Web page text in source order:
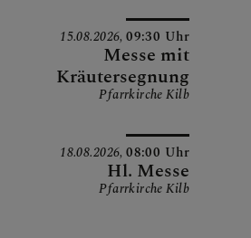
15.08.2026,09:30 Uhr
Messe mit
Kräutersegnung
Pfarrkirche Kilb
18.08.2026,08:00 Uhr
Hl. Messe
Pfarrkirche Kilb